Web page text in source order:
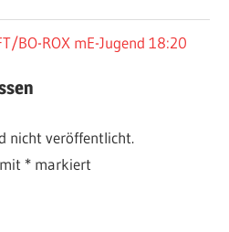
BO-ROX mE-Jugend 18:20
nicht veröffentlicht.
* markiert